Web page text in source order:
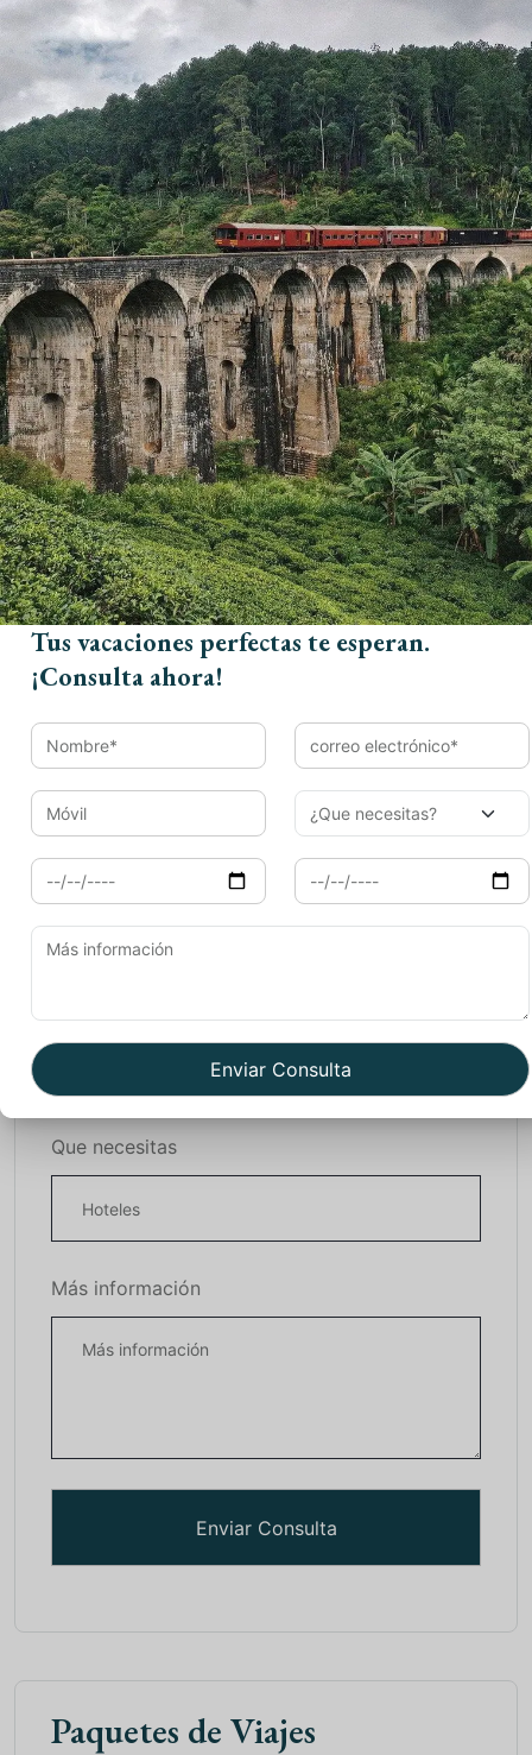
ubicación antes de ir a la India para que esté preparado
sin tener demasiado volumen en su equipaje.
Aqui te dejamos importatne blogs que hemos hecho
para vuestraviaje a la India: y si quieres
vivirconunafamiliade India. Si quieres ver losblogs en
inglesy también lee nuestrosblogs italianos.
Book Now
Nombre*
Email*
Móvil
Llegada
Que necesitas
Más información
Paquetes de Viajes
Tus vacaciones perfectas te esperan.
¡Consulta ahora!